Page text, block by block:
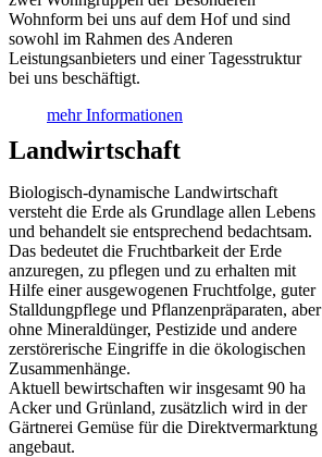
Wohnform bei uns auf dem Hof und sind
sowohl im Rahmen des Anderen
Leistungsanbieters und einer Tagesstruktur
bei uns beschäftigt.
mehr Informationen
Landwirtschaft
Biologisch-dynamische Landwirtschaft
versteht die Erde als Grundlage allen Lebens
und behandelt sie entsprechend bedachtsam.
Das bedeutet die Fruchtbarkeit der Erde
anzuregen, zu pflegen und zu erhalten mit
Hilfe einer ausgewogenen Fruchtfolge, guter
Stalldungpflege und Pflanzenpräparaten, aber
ohne Mineraldünger, Pestizide und andere
zerstörerische Eingriffe in die ökologischen
Zusammenhänge.
Aktuell bewirtschaften wir insgesamt 90 ha
Acker und Grünland, zusätzlich wird in der
Gärtnerei Gemüse für die Direktvermarktung
angebaut.